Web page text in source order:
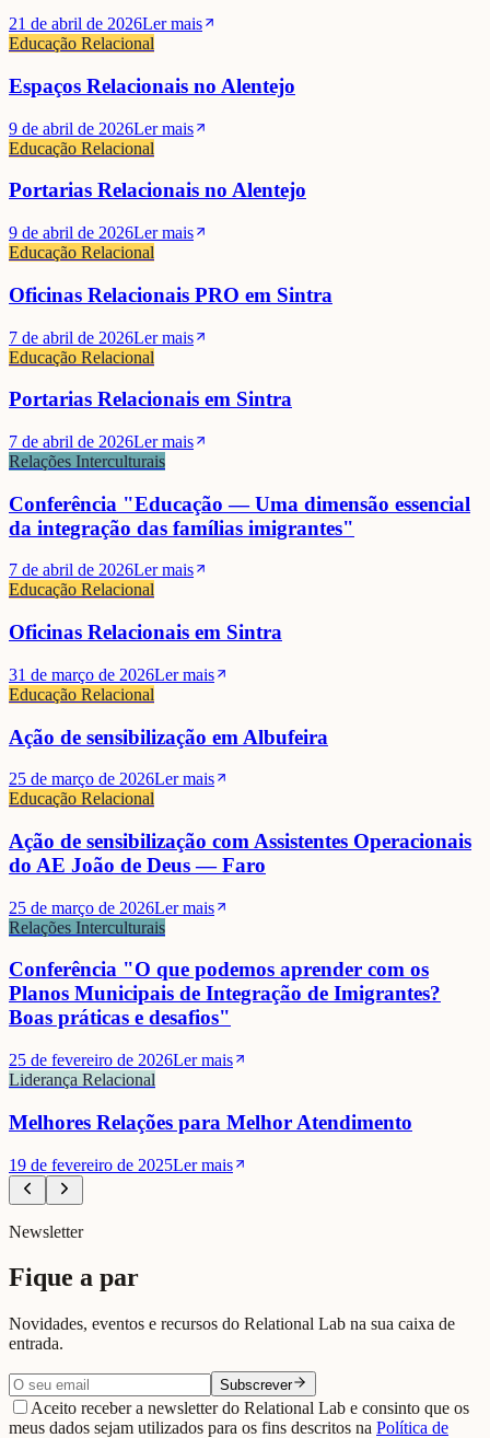
21 de abril de 2026Ler mais
Educação Relacional
Espaços Relacionais no Alentejo
9 de abril de 2026Ler mais
Educação Relacional
Portarias Relacionais no Alentejo
9 de abril de 2026Ler mais
Educação Relacional
Oficinas Relacionais PRO em Sintra
7 de abril de 2026Ler mais
Educação Relacional
Portarias Relacionais em Sintra
7 de abril de 2026Ler mais
Relações Interculturais
Conferência "Educação — Uma dimensão essencial
da integração das famílias imigrantes"
7 de abril de 2026Ler mais
Educação Relacional
Oficinas Relacionais em Sintra
31 de março de 2026Ler mais
Educação Relacional
Ação de sensibilização em Albufeira
25 de março de 2026Ler mais
Educação Relacional
Ação de sensibilização com Assistentes Operacionais
do AE João de Deus — Faro
25 de março de 2026Ler mais
Relações Interculturais
Conferência "O que podemos aprender com os
Planos Municipais de Integração de Imigrantes?
Boas práticas e desafios"
25 de fevereiro de 2026Ler mais
Liderança Relacional
Melhores Relações para Melhor Atendimento
19 de fevereiro de 2025Ler mais
Newsletter
Fique a par
Novidades, eventos e recursos do Relational Lab na sua caixa de
entrada.
Subscrever
Aceito receber a newsletter do Relational Lab e consinto que os
meus dados sejam utilizados para os fins descritos na Política de